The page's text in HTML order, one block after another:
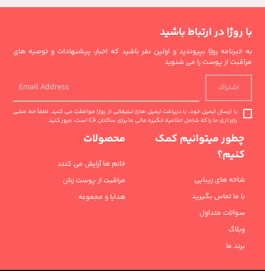
با روژا در ارتباط باشید
به خبرنامه روژا بپیوندید و اولین نفر باشید که اخبار، پیشنهادات و توصیه های
مراقبت از پوست را می شنوید
اشتراک
با ارسال ایمیل خود، با دریافت ایمیل های تبلیغاتی از روژا موافقت می کنید. لطفاً خط مشی
رازداری ما را که شامل اعلامیه انگیزه مالی ما برای ساکنان CA است، مرور کنید.
چطور میتوانیم کمک
کنیم؟
شاخه های زیبایی
با ما تماس بگیرید
سوالات متداول
وبلاگ
برند ما
محصولات
خانم ها آرایش می کنند
مراقبت از پوست زنان
هدایا و مجموعه